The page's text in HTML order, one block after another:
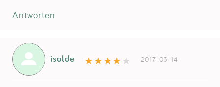
Antworten
isolde 2017-03-14